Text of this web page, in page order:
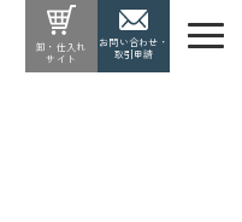
卸・仕入れ
サイト
お問い合わせ・
取引申請